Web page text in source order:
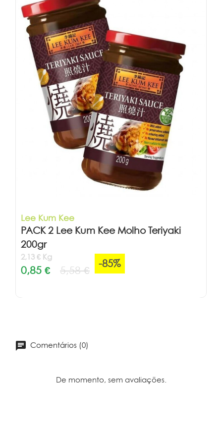
Lee Kum Kee
PACK 2 Lee Kum Kee Molho Teriyaki
200gr
2,13 € Kg
0,85 € 5,58 €
-85%
Comentários (0)
De momento, sem avaliações.